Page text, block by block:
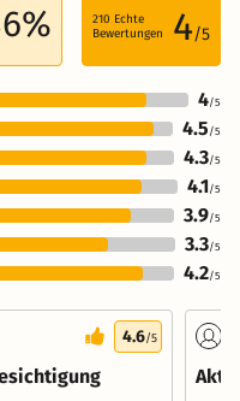
210 Echte
Bewertungen
4/5
4/5
4.5 /5
4.3/5
4.1/5
3.9/5
3.3/5
4.2/5
4.6/5